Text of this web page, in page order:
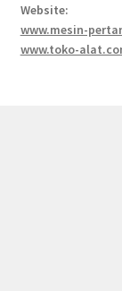
Website:
www.mesin-
www.toko-